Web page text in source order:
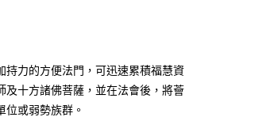
持力的方便法門，可迅速累積福慧資
及十方諸佛菩薩，並在法會後，將薈
位或弱勢族群。